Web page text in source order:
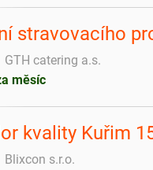
stravovacího
GTH catering a.s.
měsíc
kvality Kuřim
Blixcon s.r.o.